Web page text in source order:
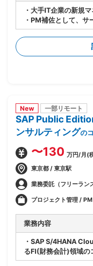
・大手IT企業の新規
・PM補佐として、サ
サービスデザイン等
・立上げ後はサービ
ー化や顧客アプロー
拡大
New 一部リモート
SAP Public
ンサルティングの
〜130 万円/月(
東京都 / 東京駅
業務委託（フリーラン
プロジェクト管理 /
業務内容
・SAP S/4HANA
るFI(財務会計)領域の
・ベンダー側、SAP